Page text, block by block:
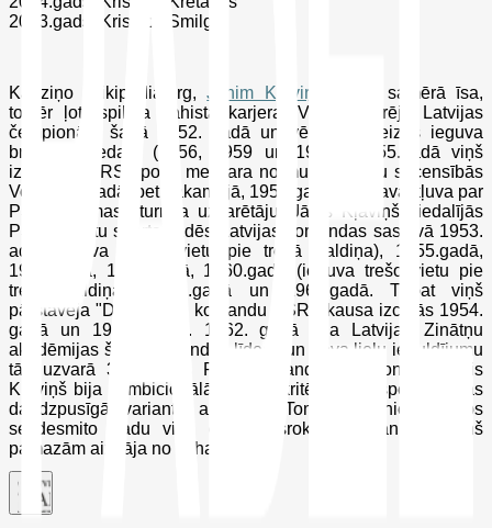
2013.gads. Kristaps Smilga
Kā ziņo Wikipedia.org,Jānim Kļaviņam
bija samērā īsa,
tomēr ļoti spilgta šahista karjera. Viņš uzvarēja Latvijas
čempionātā šahā 1952. gadā un vēlāk trīs reizes ieguva
bronzas medaļu (1956, 1959 un 1960). 1955.gadā viņš
izpildīja PSRS sporta meistara normu komandu sacensībās
Vorošilovgradā, bet nākamajā, 1956.gadā Maskavā kļuva par
PSRS 1. masu turnīra uzvarētāju. Jānis Kļaviņš piedalījās
PSRS Tautu spartakiādēs Latvijas komandas sastāvā 1953.
adā (ieguva pirmo vietu pie trešā galdiņa), 1955.gadā,
1958.gadā, 1959.gadā, 1960.gadā (ieguva trešo vietu pie
trešā galdiņa), 1962.gadā un 1963.gadā. Tāpat viņš
pārstāvēja "Daugavas" komandu PSRS kausa izcīņās 1954.
gadā un 1961. gadā. 1962. gadā bija Latvijas Zinātņu
akadēmijas šaha komandas līderis un deva lielu ieguldījumu
tās uzvarā 3. Latvijas PSR komandu čempionātā. Jānis
Kļaviņš bija kombicionālā stila piekritējs, kura spēks slēpās
daudzpusīgā variantu aprēķinā. Tomēr zinātnieka darbs
sešdesmito gadu vidū guva virsroku, un Jānis Kļaviņš
pamazām aizgāja no šaha dzīves.